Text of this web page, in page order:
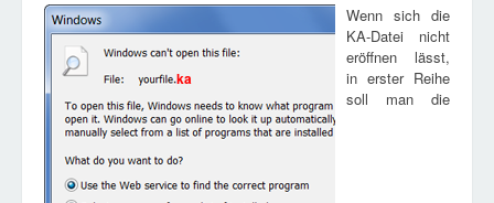
ka
Wenn sich die
KA-Datei nicht
eröffnen lässt,
in erster Reihe
soll man die